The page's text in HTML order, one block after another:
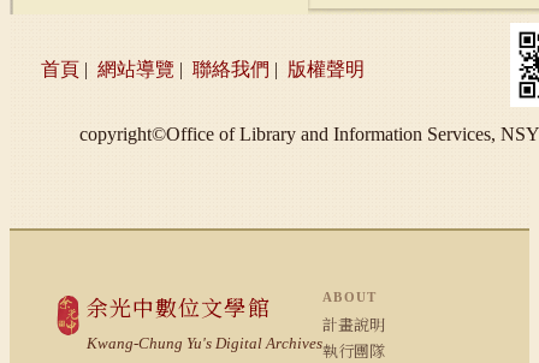
首頁 | 網站導覽 | 聯絡我們 | 版權聲明
copyright©Office of Library and Information Services,
余光中數位文學館
Kwang-Chung Yu's Digital Archives
ABOUT
計畫說明
執行團隊